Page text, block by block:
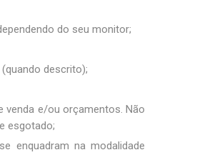
do seu monitor;
descrito);
venda e/ou orçamentos. Não
esgotado;
enquadram na modalidade